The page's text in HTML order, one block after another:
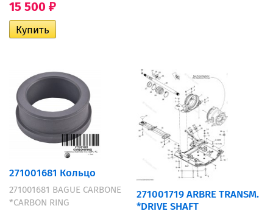
15 500 ₽
271001681 Кольцо
271001681 BAGUE CARBONE
*CARBON RING
271001719 ARBRE TRANSM.
*DRIVE SHAFT